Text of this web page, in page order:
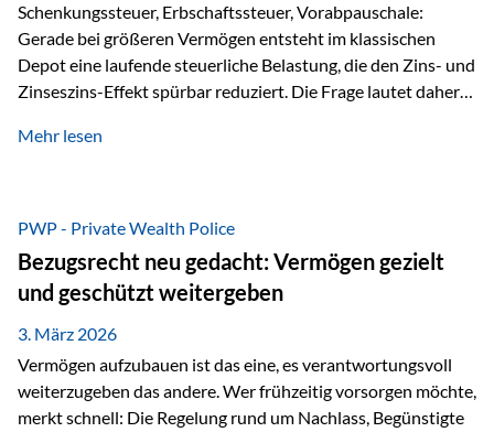
Schenkungssteuer, Erbschaftssteuer, Vorabpauschale:
Gerade bei größeren Vermögen entsteht im klassischen
Depot eine laufende steuerliche Belastung, die den Zins- und
Zinseszins-Effekt spürbar reduziert. Die Frage lautet daher:
nicht laufend Kapital entziehen – sondern möglichst lange im
Privatdepot fallen an: Abgeltungssteuer Fondsbesteuerung
(Vorabpauschale, Teilfreistellung) Kein steuerlicher Abzug
der Vermögensverwaltungs-Gebühren /
Depotbankgebühren Jährliches Steuerreporting erforderlich
Zinsen, Dividenden und Kursgewinne werden laufend
besteuert.
Mehr lesen
PWP - Private Wealth Police
Bezugsrecht neu gedacht: Vermögen gezielt
und geschützt weitergeben
3. März 2026
Vermögen aufzubauen ist das eine, es verantwortungsvoll
weiterzugeben das andere. Wer frühzeitig vorsorgen möchte,
merkt schnell: Die Regelung rund um Nachlass, Begünstigte